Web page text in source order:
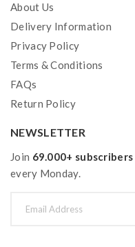
About Us
Delivery Information
Privacy Policy
Terms & Conditions
FAQs
Return Policy
NEWSLETTER
Join 69.000+ subscribers
every Monday.